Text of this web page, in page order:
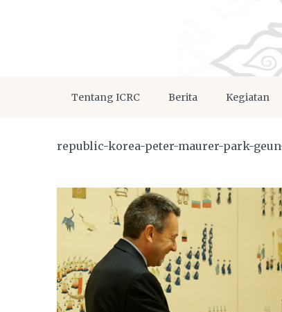
Tentang ICRC Berita Kegiatan
republic-korea-peter-maurer-park-geun-